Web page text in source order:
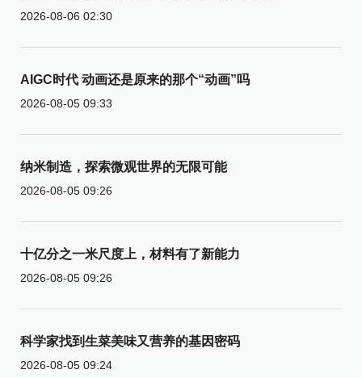
2026-08-06 02:30
AIGC时代 动画还是原来的那个“动画”吗
2026-08-05 09:33
纳米制造，探索微观世界的无限可能
2026-08-05 09:26
十亿分之一米尺度上，材料有了新能力
2026-08-05 09:26
科学家找到生菜美味又营养的基因密码
2026-08-05 09:24